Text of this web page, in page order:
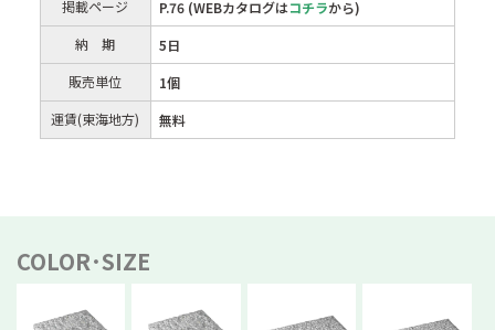
掲載ページ
P.76 (WEBカタログはコチラから)
納 期
5日
販売単位
1個
運賃(東海地方)
無料
COLOR･SIZE